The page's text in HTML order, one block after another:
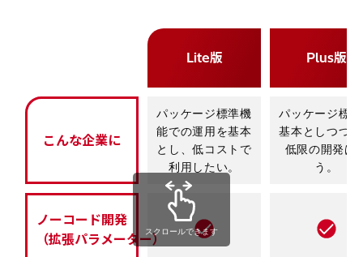
Lite版 Plus版
こんな企業に
パッケージ標準機
能での運用を基本
とし、低コストで
利用したい。
パッケージ標
基本としつつ
低限の開発は
う。
ノーコード開発
（拡張パラメーター）スクロールできます